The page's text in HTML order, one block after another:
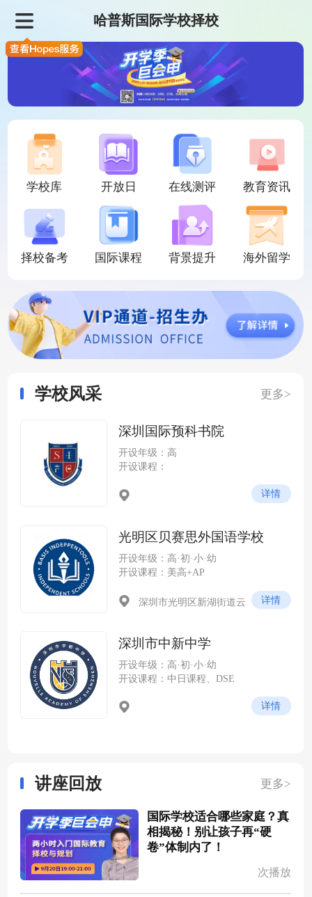
哈普斯国际学校择校
学校库 开放日 在线测评 教育资讯
择校备考 国际课程 背景提升 海外留学
学校风采 更多>
深圳国际预科书院
开设年级：高
开设课程：
详情
光明区贝赛思外国语学校
开设年级：高·初·小·幼
开设课程：美高+AP
深圳校区）
详情
深圳市中新中学
开设年级：高·初·小·幼
开设课程：中日课程、DSE
详情
讲座回放 更多>
国际学校适合哪些家庭？真
相揭秘！别让孩子再“硬
卷”体制内了！
次播放